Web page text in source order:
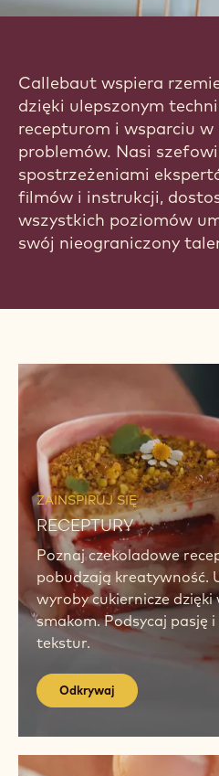
POZNAJ
DLA
Callebaut wspiera
recepturom i wsparciu
problemów. Nasi
spostrzeżeniami
filmów i instrukcji,
wszystkich poziomów
swój nieograniczony
RECEPTURY
Odkrywaj
Odkrywaj